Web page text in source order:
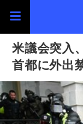
米議会突入
首都に外出